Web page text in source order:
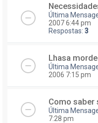
Última
2007 6:44 pm
Respostas: 3
Lhasa
Última
2006 7:15 pm
Como saber
Última
7:28 pm